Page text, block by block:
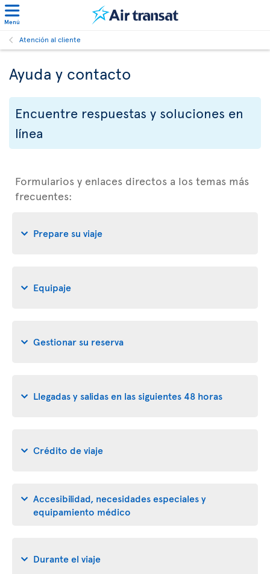
Menú
Atención al cliente
Ayuda y contacto
Encuentre respuestas y soluciones en
línea
Formularios y enlaces directos a los temas más
frecuentes:
Prepare su viaje
Equipaje
Gestionar su reserva
Llegadas y salidas en las siguientes 48 horas
Crédito de viaje
Accesibilidad, necesidades especiales y
equipamiento médico
Durante el viaje